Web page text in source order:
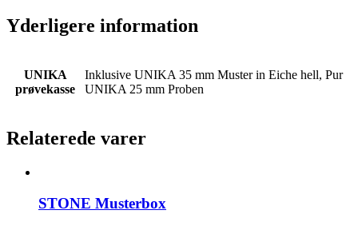
Yderligere information
UNIKA
prøvekasse
Inklusive UNIKA 35 mm Muster in Eiche hell, Pur
UNIKA 25 mm Proben
Relaterede varer
STONE Musterbox